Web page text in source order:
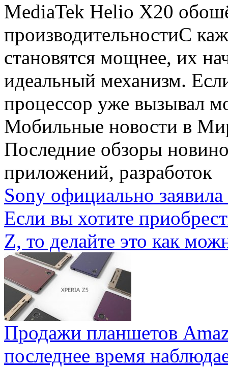
MediaTek Helio X20
производительностиС
становятся мощнее, их
идеальный механизм.
процессор уже вызывал
Мобильные новости в
Последние обзоры
приложений, разработок
Sony официально
Если вы хотите
Z, то делайте это как
Продажи планшетов
последнее время